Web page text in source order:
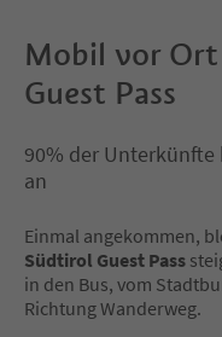
Mobil vor
Guest Pass
90% der Unterkünfte
an
Einmal angekommen,
Südtirol Guest Pass
in den Bus, vom
Richtung Wanderweg.